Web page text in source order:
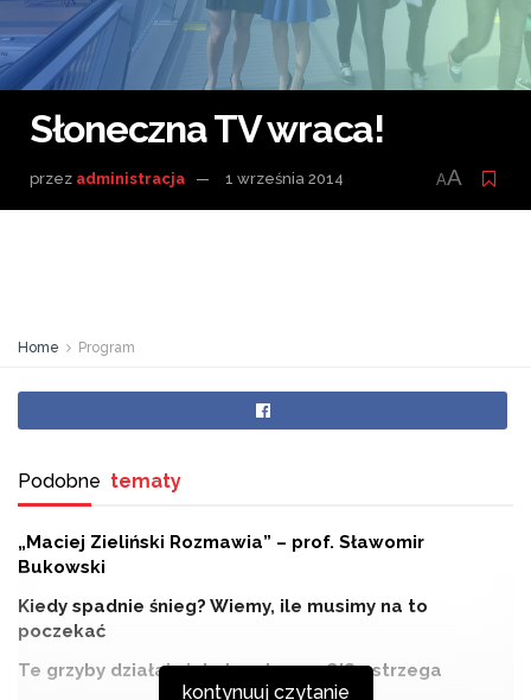
Słoneczna TV wraca!
przez administracja 1 września 2014 AA
Home Program
Podobne tematy
„Maciej Zieliński Rozmawia” – prof. Sławomir
Bukowski
Kiedy spadnie śnieg? Wiemy, ile musimy na to
poczekać
Te grzyby działają jak dopalacze. GIS ostrzega
kontynuuj czytanie